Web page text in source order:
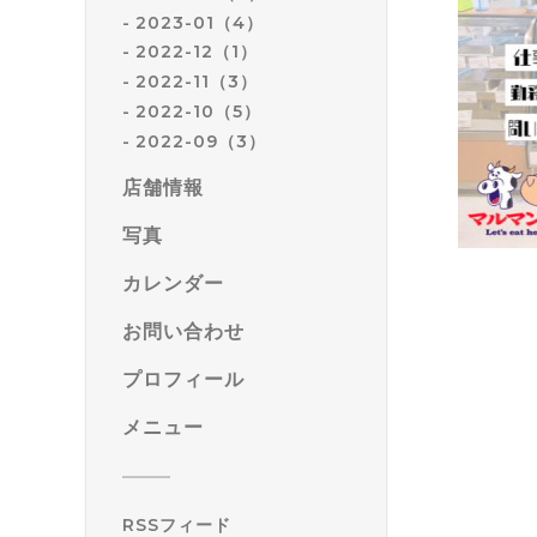
2023-01（4）
2022-12（1）
2022-11（3）
2022-10（5）
2022-09（3）
店舗情報
写真
カレンダー
お問い合わせ
プロフィール
メニュー
RSSフィード